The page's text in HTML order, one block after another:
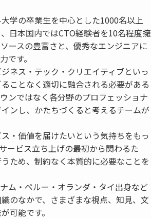
学の卒業生を中心とした1000名以上
日本国内ではCTO経験者を10名程度擁
ースの豊富さと、優秀なエンジニアに
です。
ネス・テック・クリエイティブといっ
ことなく適切に融合される必要がある
ンではなく各分野のプロフェッショナ
ンし、かたちづくると考えるチームが
・価値を届けたいという気持ちをもっ
ービス立ち上げの最初から関わるた
ため、制約なく本質的に必要なことを
ム・ペルー・オランダ・タイ出身など
のなかで、さまざまな視点、知見、文
可能です。